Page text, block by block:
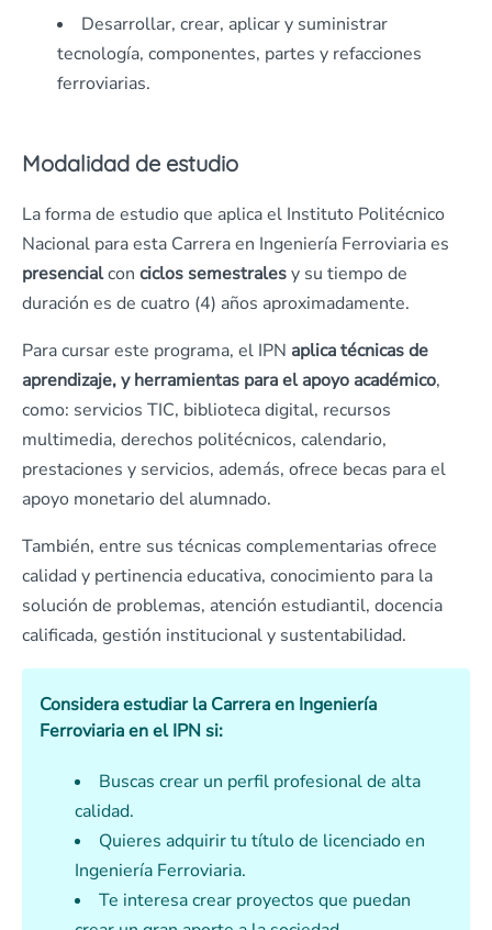
Desarrollar, crear, aplicar y suministrar
tecnología, componentes, partes y refacciones
ferroviarias.
Modalidad de estudio
La forma de estudio que aplica el Instituto Politécnico
Nacional para esta Carrera en Ingeniería Ferroviaria es
presencialcon ciclos semestralesy su tiempo de
duración es de cuatro (4) años aproximadamente.
Para cursar este programa, el IPN aplica técnicas de
aprendizaje, y herramientas para el apoyo académico,
como: servicios TIC, biblioteca digital, recursos
multimedia, derechos politécnicos, calendario,
prestaciones y servicios, además, ofrece becas para el
apoyo monetario del alumnado.
También, entre sus técnicas complementarias ofrece
calidad y pertinencia educativa, conocimiento para la
solución de problemas, atención estudiantil, docencia
calificada, gestión institucional y sustentabilidad.
Considera estudiar la Carrera en Ingeniería
Ferroviaria en el IPN si:
Buscas crear un perfil profesional de alta
calidad.
Quieres adquirir tu título de licenciado en
Ingeniería Ferroviaria.
Te interesa crear proyectos que puedan